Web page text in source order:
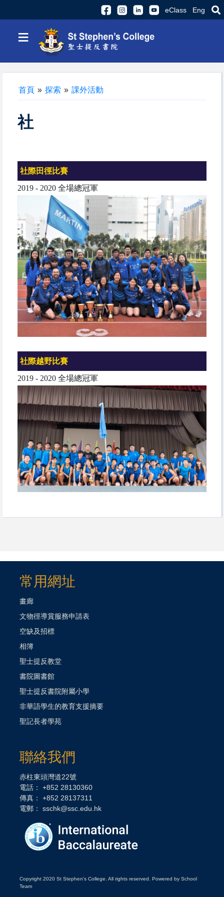
eClass Eng
≡
首頁 » 探索 » 課外活動
社
社際田徑比賽
2019 - 2020 全場總冠軍
社際越野比賽
2019 - 2020 全場總冠軍
常用網址
畫廊
文物徑導賞服務申請表
空缺及招標
相簿
聖士提反教堂
書院圖書館
聖士提反書院附屬小學
非華語學生的教育支援摘要
聖記長者學苑
聯絡我們
赤柱東頭灣道22號
電話： +852 28130360
傳真： +852 28137311
電郵： sschk@ssc.edu.hk
Copyright 2020 St Stephen's College. All rights reserved. Powered by School
Team